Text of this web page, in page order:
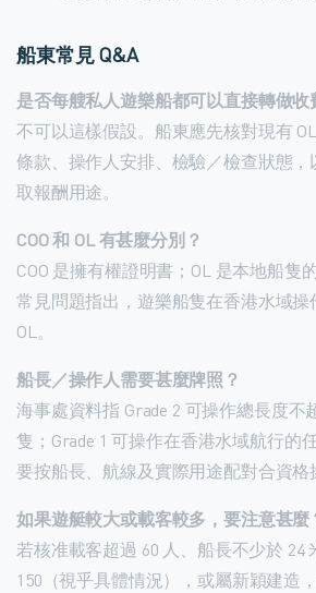
船東常見 Q&A
是否每艘私人遊樂船都可以直接轉做收
不可以這樣假設。船東應先核對現有
條款、操作人安排、檢驗／檢查狀態
取報酬用途。
COO 和 OL 有甚麼分別？
COO 是擁有權證明書；OL 是本地船隻
常見問題指出，遊樂船隻在香港水域操
OL。
船長／操作人需要甚麼牌照？
海事處資料指 Grade 2 可操作總長度不
隻；Grade 1 可操作在香港水域航行的
要按船長、航線及實際用途配對合資格
如果遊艇較大或載客較多，要注意甚麼
若核准載客超過 60 人、船長不少於 24
150（視乎具體情況），或屬新穎建造